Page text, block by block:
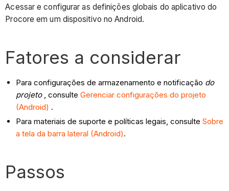
Acessar e configurar as definições globais do aplicativo do
Procore em um dispositivo no Android.
Fatores a considerar
Para configurações de armazenamento e notificação do
projeto , consulteGerenciar configurações do projeto
(Android) .
Para materiais de suporte e políticas legais, consulteSobre
a tela da barra lateral (Android).
Passos